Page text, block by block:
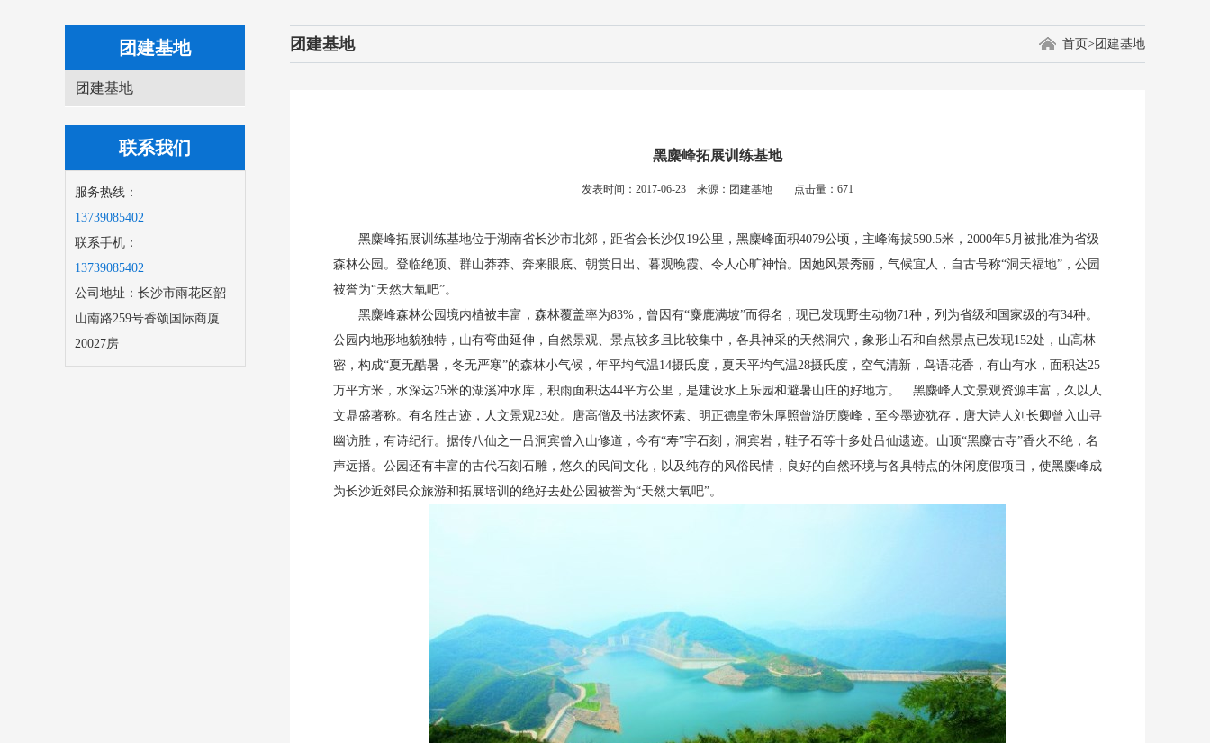
团建基地
团建基地
联系我们
服务热线：
13739085402
联系手机：
13739085402
公司地址：长沙市雨花区韶
山南路259号香颂国际商厦
20027房
团建基地 首页> 团建基地
黑麋峰拓展训练基地
发表时间：2017-06-23 来源：团建基地 点击量：671
黑麋峰拓展训练基地位于湖南省长沙市北郊，距省会长沙仅19公里，黑麋峰面积4079公顷，主峰海拔590.5米，2000年5月被批准为省级
森林公园。登临绝顶、群山莽莽、奔来眼底、朝赏日出、暮观晚霞、令人心旷神怡。因她风景秀丽，气候宜人，自古号称“洞天福地”，公园
被誉为“天然大氧吧”。
黑麋峰森林公园境内植被丰富，森林覆盖率为83%，曾因有“麋鹿满坡”而得名，现已发现野生动物71种，列为省级和国家级的有34种。
公园内地形地貌独特，山有弯曲延伸，自然景观、景点较多且比较集中，各具神采的天然洞穴，象形山石和自然景点已发现152处，山高林
密，构成“夏无酷暑，冬无严寒”的森林小气候，年平均气温14摄氏度，夏天平均气温28摄氏度，空气清新，鸟语花香，有山有水，面积达25
万平方米，水深达25米的湖溪冲水库，积雨面积达44平方公里，是建设水上乐园和避暑山庄的好地方。 黑麋峰人文景观资源丰富，久以人
文鼎盛著称。有名胜古迹，人文景观23处。唐高僧及书法家怀素、明正德皇帝朱厚照曾游历麋峰，至今墨迹犹存，唐大诗人刘长卿曾入山寻
幽访胜，有诗纪行。据传八仙之一吕洞宾曾入山修道，今有“寿”字石刻，洞宾岩，鞋子石等十多处吕仙遗迹。山顶“黑麋古寺”香火不绝，名
声远播。公园还有丰富的古代石刻石雕，悠久的民间文化，以及纯存的风俗民情，良好的自然环境与各具特点的休闲度假项目，使黑麋峰成
为长沙近郊民众旅游和拓展培训的绝好去处公园被誉为“天然大氧吧”。